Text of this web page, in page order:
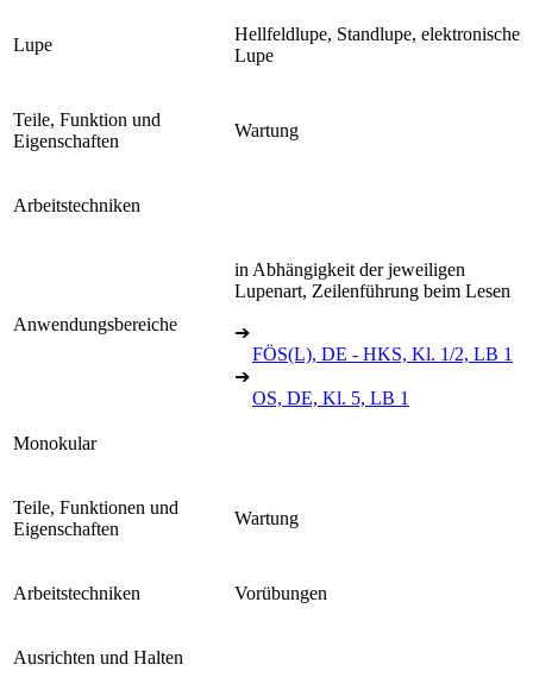
Lupe
Hellfeldlupe, Standlupe, elektronische
Lupe
Teile, Funktion und
Eigenschaften
Wartung
Arbeitstechniken
Anwendungsbereiche
in Abhängigkeit der jeweiligen
Lupenart, Zeilenführung beim Lesen
➔
FÖS(L), DE - HKS, Kl. 1/2, LB 1
➔
OS, DE, Kl. 5, LB 1
Monokular
Teile, Funktionen und
Eigenschaften
Wartung
Arbeitstechniken Vorübungen
Ausrichten und Halten